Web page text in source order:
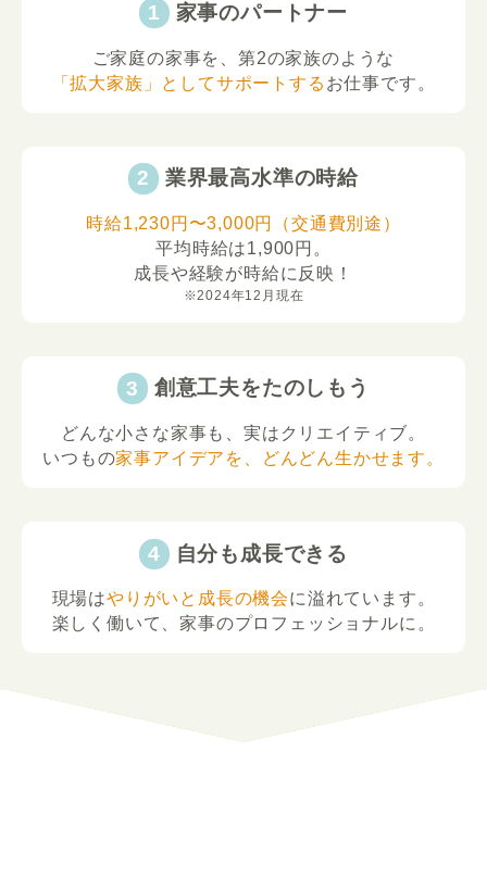
家事のパートナー
ご家庭の家事を、第2の家族のような
「拡大家族」としてサポートする お仕事です。
業界最高水準の時給
時給1,230円〜3,000円（交通費別途）
平均時給は1,900円。
成長や経験が時給に反映！
※2024年12月現在
創意工夫をたのしもう
どんな小さな家事も、実はクリエイティブ。
いつもの家事アイデアを、どんどん生かせます。
自分も成長できる
現場はやりがいと成長の機会に溢れています。
楽しく働いて、家事のプロフェッショナルに。